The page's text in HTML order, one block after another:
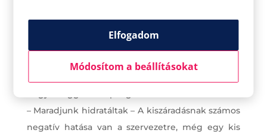
– Együnk egy jó reggelit – Ha reggelit
fogyasztunk, azzal mindenképpen jót teszünk
– Maradjunk hidratáltak – A kiszáradásnak számos
negatív hatása van a szervezetre, még egy kis
Elfogadom
Módosítom a beállításokat